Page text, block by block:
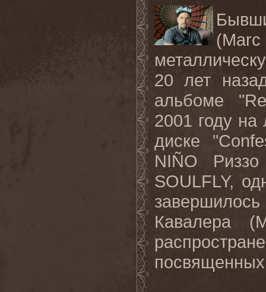
(Marc
20 лет
альбоме "
2001 году
диске "
NIÑO
SOULFLY,
Кавалера (
посвященных